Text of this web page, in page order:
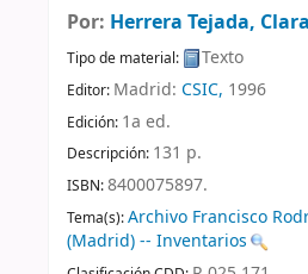
Por: Herrera Tejada, Clara
Tipo de material: Texto
Editor: Madrid: CSIC, 1996
Edición: 1a ed.
Descripción: 131 p.
ISBN:8400075897.
Tema(s):Archivo Francisco
(Madrid) -- Inventarios